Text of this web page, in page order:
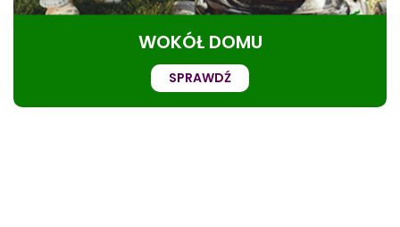
WOKÓŁ DOMU
SPRAWDŹ